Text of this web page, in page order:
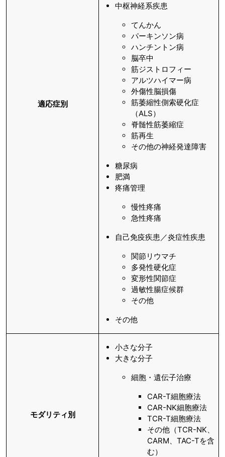
適応症別
中枢神経系疾患
てんかん
パーキンソン病
ハンチントン病
脳卒中
筋ジストロフィー
アルツハイマー病
外傷性脳損傷
筋萎縮性側索硬化症
（ALS）
脊髄性筋萎縮症
筋再生
その他の神経発達障害
糖尿病
肥満
疼痛管理
慢性疼痛
急性疼痛
自己免疫疾患／炎症性疾患
関節リウマチ
多発性硬化症
変形性関節症
過敏性腸症候群
その他
その他
モダリティ別
小さな分子
大きな分子
細胞・遺伝子治療
CAR-T細胞療法
CAR-NK細胞療法
TCR-T細胞療法
その他（TCR-NK、
CARM、TAC-Tを含
む）